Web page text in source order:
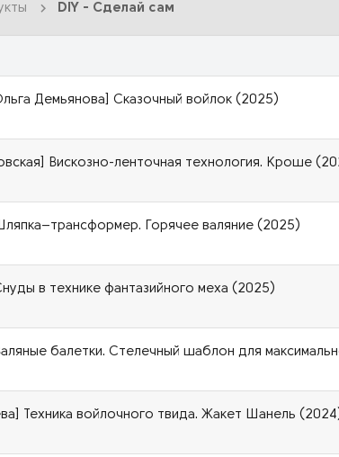
DIY - Сделай сам
Демьянова] Сказочный войлок (2025)
Вискозно-ленточная технология. Кроше
Горячее валяние (2025)
в технике фантазийного меха (2025)
балетки. Стелечный шаблон для
Техника войлочного твида. Жакет Шанель